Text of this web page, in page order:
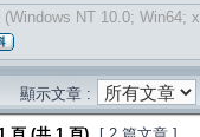
(Windows NT 10.0; Win64;
顯示文章 :